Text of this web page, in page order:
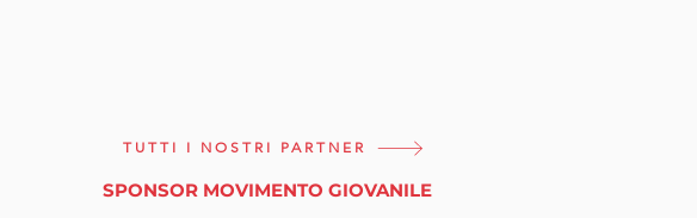
TUTTI I NOSTRI PARTNER
SPONSOR MOVIMENTO GIOVANILE